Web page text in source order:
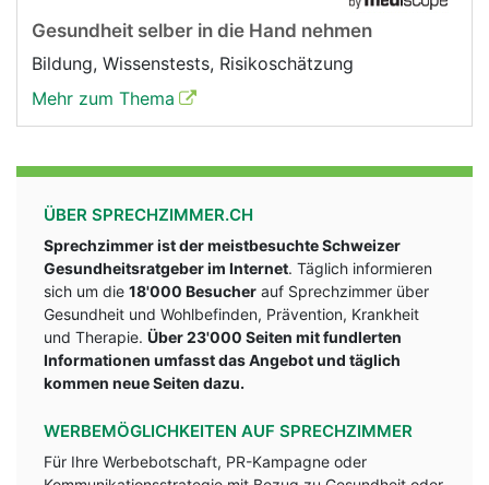
Gesundheit selber in die Hand nehmen
Bildung, Wissenstests, Risikoschätzung
Mehr zum Thema
ÜBER SPRECHZIMMER.CH
Sprechzimmer ist der meistbesuchte Schweizer
Gesundheitsratgeber im Internet. Täglich informieren
sich um die 18'000 Besucher auf Sprechzimmer über
Gesundheit und Wohlbefinden, Prävention, Krankheit
und Therapie. Über 23'000 Seiten mit fundlerten
Informationen umfasst das Angebot und täglich
kommen neue Seiten dazu.
WERBEMÖGLICHKEITEN AUF SPRECHZIMMER
Für Ihre Werbebotschaft, PR-Kampagne oder